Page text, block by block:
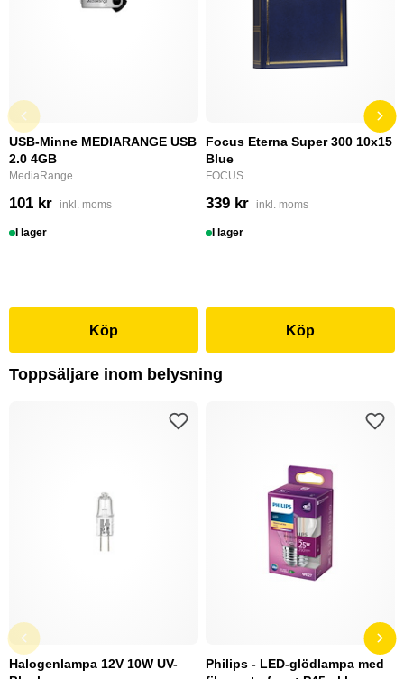
USB-Minne MEDIARANGE USB
2.0 4GB
MediaRange
101 kr inkl. moms
I lager
Köp
Focus Eterna Super 300 10x15
Blue
FOCUS
339 kr inkl. moms
I lager
Köp
Toppsäljare inom belysning
Halogenlampa 12V 10W UV-
Philips - LED-glödlampa med